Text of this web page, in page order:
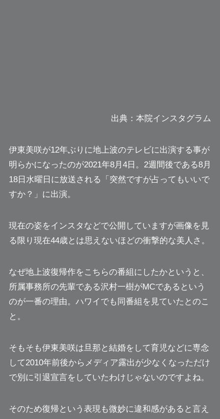
出典：本院インスタグラム
伊東美咲が12年ぶりに地上波のテレビに出演する事が
明らかになったのが2021年8月4日。2週間後である8月
18日水曜日に放送される「突然ですが占ってもいいで
すか？」 に出演。
現在の姿をインスタなどで公開していますが画像を見
る限り現在44歳とは思えないほどの衝撃的な美人さ。
なぜ地上波復帰作をこちらの番組にしたかというと、
所属事務所の先輩である沢村一樹がMCであるという
のが一番の理由。ハワイでも同番組を見ていたとのこ
と。
そもそも伊東美咲は旦那と結婚をして育児などに専念
して2010年前後からメディア露出が少なくなっただけ
で別に引退宣言をしていたわけじゃないのですよね。
そのため復帰という表現も微妙に違和感があると言え